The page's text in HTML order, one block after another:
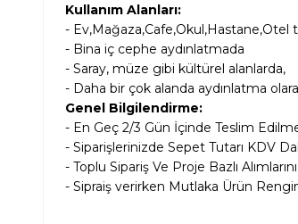
Kullanım Alanları:
- Ev,Mağaza,Cafe,Okul,Hastane,Otel
- Bina iç cephe aydınlatmada
- Saray, müze gibi kültürel alanlarda,
- Daha bir çok alanda aydınlatma
Genel Bilgilendirme:
- En Geç 2/3 Gün İçinde Teslim
- Siparişlerinizde Sepet Tutarı KDV
- Toplu Sipariş Ve Proje Bazlı
- Sipraiş verirken Mutlaka Ürün